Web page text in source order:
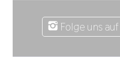
Folge uns auf